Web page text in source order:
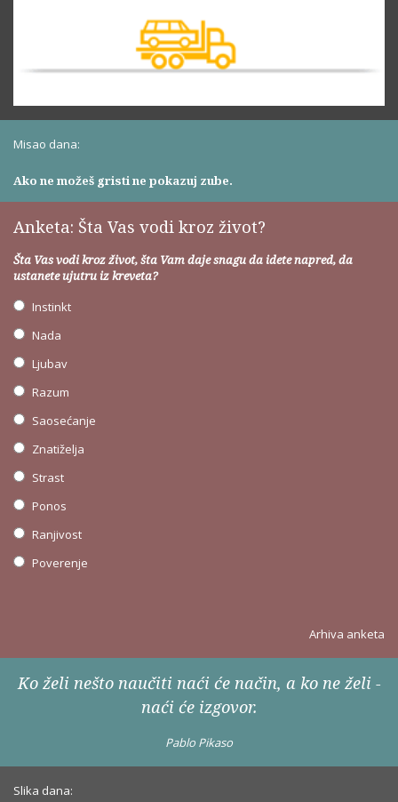
Misao dana:
Ako ne možeš gristi ne pokazuj zube.
Anketa: Šta Vas vodi kroz život?
Šta Vas vodi kroz život, šta Vam daje snagu da idete napred, da
ustanete ujutru iz kreveta?
Instinkt
Nada
Ljubav
Razum
Saosećanje
Znatiželja
Strast
Ponos
Ranjivost
Poverenje
Arhiva anketa
Ko želi nešto naučiti naći će način, a ko ne želi -
naći će izgovor.
Pablo Pikaso
Slika dana: